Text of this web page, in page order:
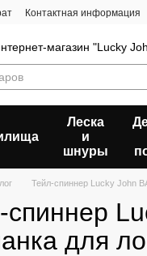
Контактная информация
магазин "Lucky
Леска
и
шнуры
Тейл-спиннер Lucky John
для